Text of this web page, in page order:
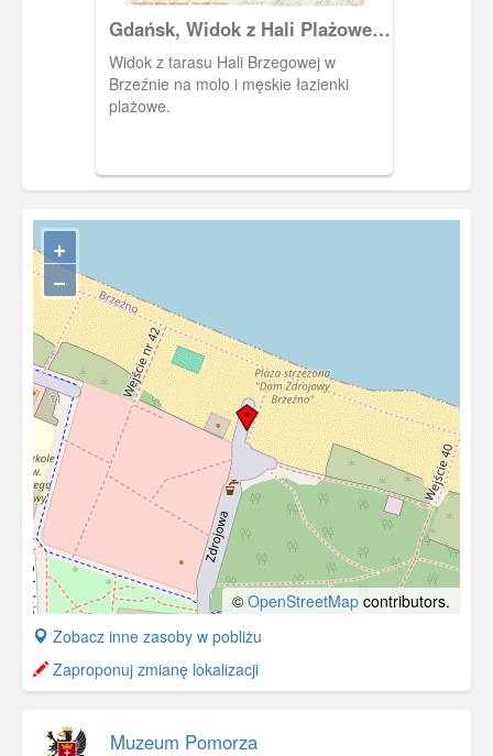
Gdańsk, Widok z Hali Plażowej
na molo.
Widok z tarasu Hali Brzegowej w
Brzeźnie na molo i męskie łazienki
plażowe.
+
−
© OpenStreetMap contributors.
+
−
Zobacz inne zasoby w pobliżu
Zaproponuj zmianę lokalizacji
Muzeum Pomorza